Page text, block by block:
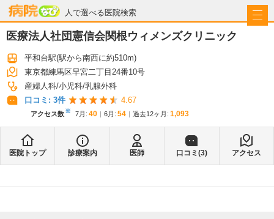
人で選べる医院検索
病院なび
医療法人社団憲信会関根ウィメンズクリニック
平和台駅(駅から南西に約510m)
東京都練馬区早宮二丁目24番10号
産婦人科 小児科 乳腺外科
口コミ: 3件 4.67
アクセス数※ 7月 : 40 6月 : 54 過去12ヶ月: 1,093
医院トップ 診療案内 医師 口コミ(3) アクセス